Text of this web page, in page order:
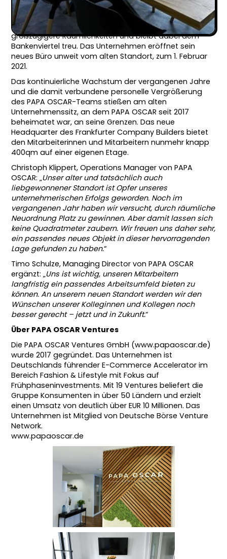
Frankfurt am Main, 01. Februar 2021- PAPA OSCAR
Ventures GmbH, Deutschlands führender E-Commerce
Inkubator im Bereich Fashion & Lifestyle, bezieht
großzügigere Räumlichkeiten und bleibt dabei dem
Bankenviertel treu. Das Unternehmen eröffnet sein
neues Büro unweit vom alten Standort, zum 1. Februar
2021.
Das kontinuierliche Wachstum der vergangenen Jahre
und die damit verbundene personelle Vergrößerung
des PAPA OSCAR-Teams stießen am alten
Unternehmenssitz, an dem PAPA OSCAR seit 2017
beheimatet war, an seine Grenzen. Das neue
Headquarter des Frankfurter Company Builders bietet
den Mitarbeiterinnen und Mitarbeitern nunmehr knapp
400qm auf einer eigenen Etage.
Christoph Klippert, Operations Manager von PAPA
OSCAR: „Unser alter und tatsächlich auch
liebgewonnener Standort ist Opfer unseres
unternehmerischen Erfolgs geworden. Noch im
vergangenen Jahr haben wir versucht, durch räumliche
Neuordnung Platz zu gewinnen. Aber damit lassen sich
keine Quadratmeter zaubern. Wir freuen uns daher sehr,
ein passendes neues Objekt in dieser hervorragenden
Lage gefunden zu haben.“
Timo Schulze, Managing Director von PAPA OSCAR
ergänzt: „Uns ist wichtig, unseren Mitarbeitern
langfristig ein passendes Arbeitsumfeld bieten zu
können. An unserem neuen Standort werden wir den
Wünschen unserer Kolleginnen und Kollegen noch
besser gerecht – jetzt und in Zukunft.“
Über PAPA OSCAR Ventures
Die PAPA OSCAR Ventures GmbH (www.papaoscar.de)
wurde 2017 gegründet. Das Unternehmen ist
Deutschlands führender E-Commerce Accelerator im
Bereich Fashion & Lifestyle mit Fokus auf
Frühphaseninvestments. Mit 19 Ventures beliefert die
Gruppe Konsumenten in über 50 Ländern und erzielt
einen Umsatz von deutlich über EUR 10 Millionen. Das
Unternehmen ist Mitglied von Deutsche Börse Venture
Network.
www.papaoscar.de